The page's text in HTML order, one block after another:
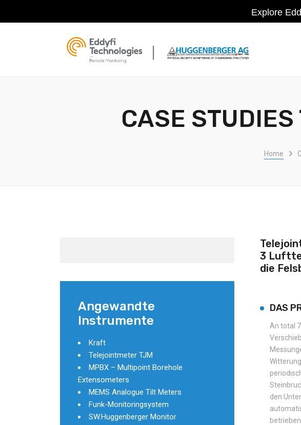
Explore
CASE
Home
Angewandte
Instrumente
Kraft
Telejointmeter TJM
MPBX – Multipoint Borehole
Extensometers
MEMS Analogue Tilt Meters
Funk-Monitoringsystem
SW.Huggenberger Monitor
3
die
DAS
An total
den